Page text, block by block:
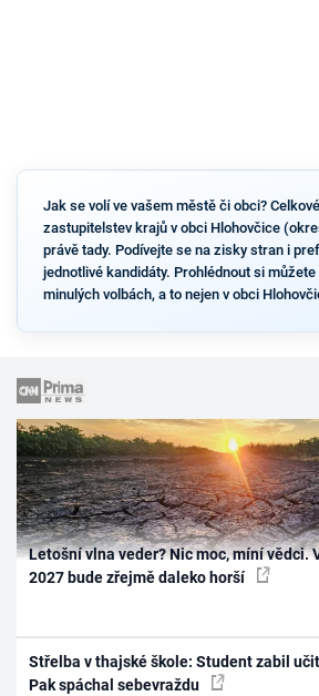
Jak se volí ve vašem městě či obci?
zastupitelstev krajů v obci Hlohovčice
právě tady. Podívejte se na zisky stran i
jednotlivé kandidáty. Prohlédnout si
minulých volbách, a to nejen v obci
Letošní vlna veder? Nic moc, míní vědci.
2027 bude zřejmě daleko horší
Střelba v thajské škole: Student zabil
Pak spáchal sebevraždu